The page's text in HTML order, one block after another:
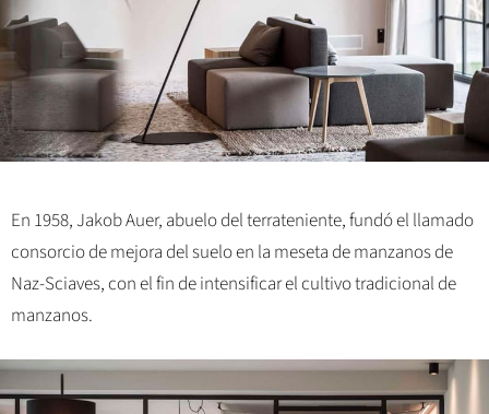
En 1958, Jakob Auer, abuelo del terrateniente, fundó el llamado
consorcio de mejora del suelo en la meseta de manzanos de
Naz-Sciaves, con el fin de intensificar el cultivo tradicional de
manzanos.